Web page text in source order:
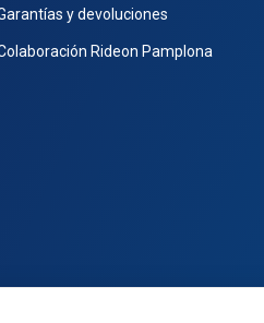
y devoluciones
Rideon Pamplona